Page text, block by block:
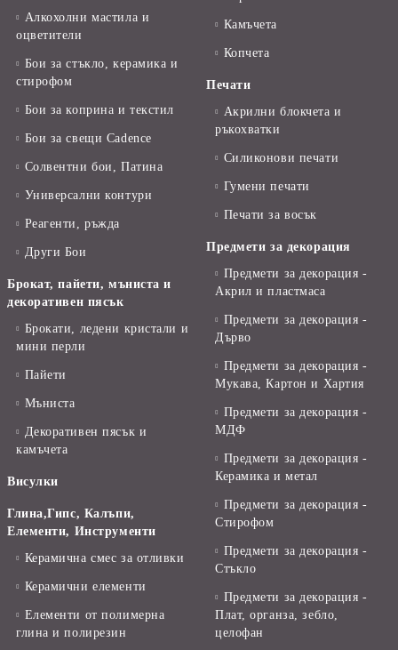
Алкохолни мастила и
оцветители
Бои за стъкло, керамика и
стирофом
Бои за коприна и текстил
Бои за свещи Cadence
Солвентни бои, Патина
Универсални контури
Реагенти, ръжда
Други Бои
Брокат, пайети, мъниста и
декоративен пясък
Брокати, ледени кристали и
мини перли
Пайети
Мъниста
Декоративен пясък и
камъчета
Висулки
Глина,Гипс, Калъпи,
Елементи, Инструменти
Керамична смес за отливки
Керамични елементи
Елементи от полимерна
глина и полирезин
Камъчета
Копчета
Печати
Акрилни блокчета и
ръкохватки
Силиконови печати
Гумени печати
Печати за восък
Предмети за декорация
Предмети за декорация -
Акрил и пластмаса
Предмети за декорация -
Дърво
Предмети за декорация -
Мукава, Картон и Хартия
Предмети за декорация -
МДФ
Предмети за декорация -
Керамика и метал
Предмети за декорация -
Стирофом
Предмети за декорация -
Стъкло
Предмети за декорация -
Плат, органза, зебло,
целофан